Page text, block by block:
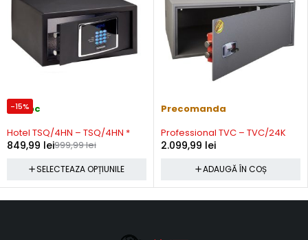
-15%
In stoc
Hotel TSQ/4HN – TSQ/4HN *
999,99lei
849,99 lei
SELECTEAZA OPȚIUNILE
Precomanda
Professional TVC – TVC/24K
2.099,99 lei
ADAUGĂ ÎN COȘ